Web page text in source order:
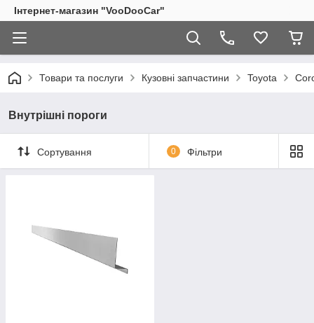
Інтернет-магазин "VooDooCar"
Товари та послуги Кузовні запчастини Toyota
Внутрішні пороги
Сортування 0 Фільтри